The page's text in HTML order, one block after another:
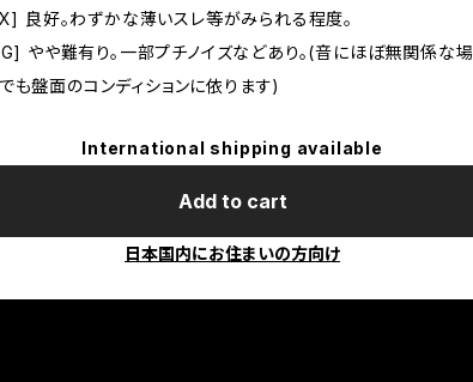
良好。わずかな薄いスレ等がみられる程度。
やや難有り。一部プチノイズなどあり。(音にほぼ無関係な場
も盤面のコンディションに依ります)
International shipping available
Add to cart
日本国内にお住まいの方向け